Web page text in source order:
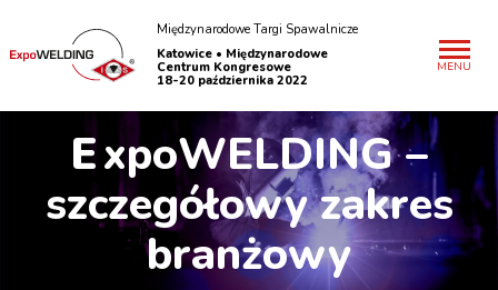
Międzynarodowe Targi Spawalnicze
Katowice • Międzynarodowe
Centrum Kongresowe
18-20 października 2022
MENU
ExpoWELDING –
szczegółowy zakres
branżowy